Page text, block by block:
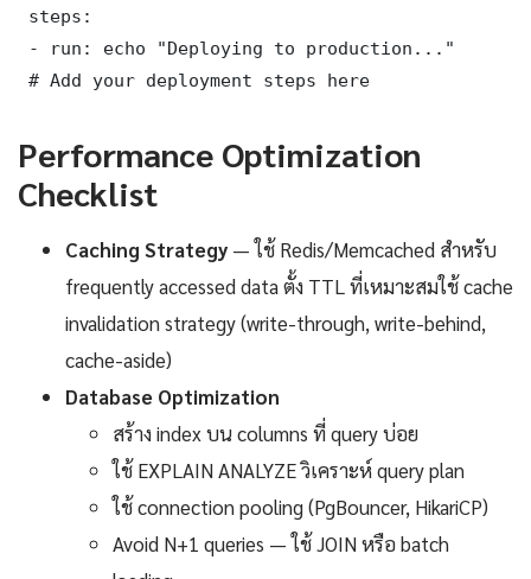
steps:
- run: echo "Deploying to production..."
# Add your deployment steps here
Performance Optimization
Checklist
Caching Strategy — ใช้ Redis/Memcached สำหรับ
frequently accessed data ตั้ง TTL ที่เหมาะสมใช้ cache
invalidation strategy (write-through, write-behind,
cache-aside)
Database Optimization
สร้าง index บน columns ที่ query บ่อย
ใช้ EXPLAIN ANALYZE วิเคราะห์ query plan
ใช้ connection pooling (PgBouncer, HikariCP)
Avoid N+1 queries — ใช้ JOIN หรือ batch